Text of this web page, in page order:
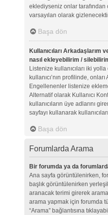
eklediyseniz onlar
varsayılan olarak
Başa dön
Kullanıcıları Arkadaşlarım
nasıl ekleyebilirim /
Listenize kullanıcıları iki
kullanıcı’nın profilinde,
Engellenenler listenize
Alternatif olarak Kullanıcı
kullanıcıların üye adlarını
sayfayı kullanarak
Başa dön
Forumlarda Arama
Bir forumda ya da
Ana sayfa görüntülenirken,
başlık görüntülenirken
aranacak terimi girerek
arama yapmak için forumda
“Arama” bağlantısına